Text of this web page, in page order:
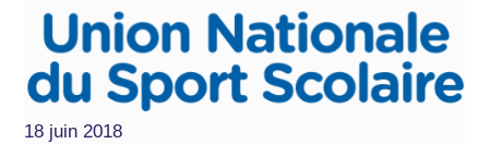
18 juin 2018